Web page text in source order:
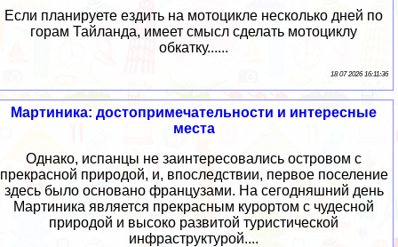
Если планируете ездить на мотоцикле несколько дней по
горам Тайланда, имеет смысл сделать мотоциклу
обкатку......
18 07 2026 16:11:36
Мартиника: достопримечательности и интересные
места
Однако, испанцы не заинтересовались островом с
прекрасной природой, и, впоследствии, первое поселение
здесь было основано французами. На сегодняшний день
Мартиника является прекрасным курортом с чудесной
природой и высоко развитой туристической
инфраструктурой....